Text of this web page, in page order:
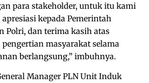
para stakeholder, untuk itu kami
kepada Pemerintah
Polri, dan terima kasih atas
masyarakat selama
berlangsung,” imbuhnya.
Manager PLN Unit Induk